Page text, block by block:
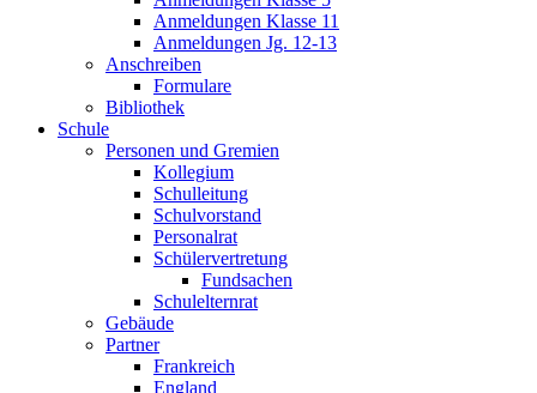
Anmeldungen Klasse 11
Anmeldungen Jg. 12-13
Anschreiben
Formulare
Bibliothek
Schule
Personen und Gremien
Kollegium
Schulleitung
Schulvorstand
Personalrat
Schülervertretung
Fundsachen
Schulelternrat
Gebäude
Partner
Frankreich
England